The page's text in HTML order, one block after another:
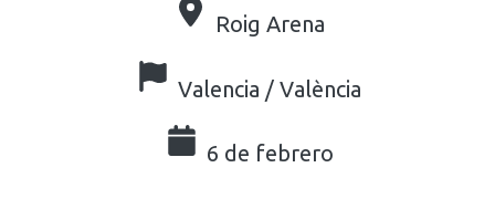
Roig Arena
Valencia / València
6 de febrero